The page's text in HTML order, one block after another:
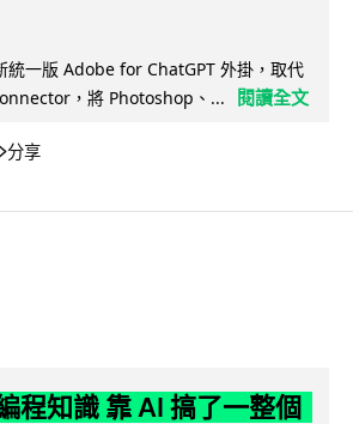
統一版 Adobe for ChatGPT 外掛，取代
，將 Photoshop、...
閱讀全文
分享
程知識 靠 AI 搞了一整個